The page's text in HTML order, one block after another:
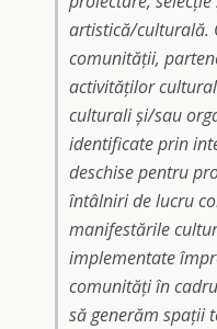
artistică/culturală.
comunității,
activităților
culturali și/sau
identificate prin
deschise pentru
întâlniri de lucru
manifestările
implementate
comunități în
să generăm spații